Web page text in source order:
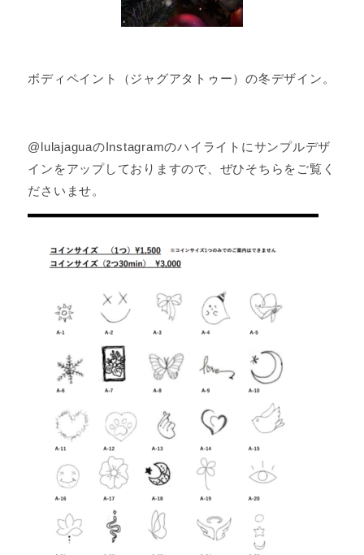
ボディペイント（ジャグアタトゥー）の冬デザイン。
@lulajaguaのInstagramのハイライトにサンプルデザ
インをアップしておりますので、ぜひそちらをご覧く
ださいませ。